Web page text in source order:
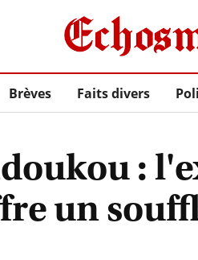
Brèves Faits divers
:
un